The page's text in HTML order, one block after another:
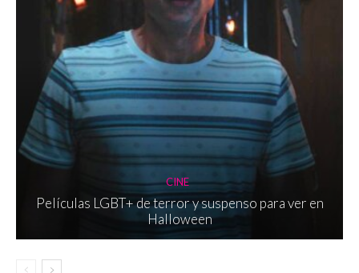
CINE
Películas LGBT+ de terror y suspenso para ver en
Halloween